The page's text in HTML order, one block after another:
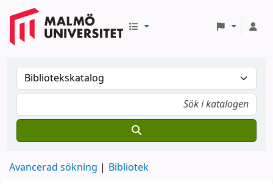
Avancerad sökning Bibliotek